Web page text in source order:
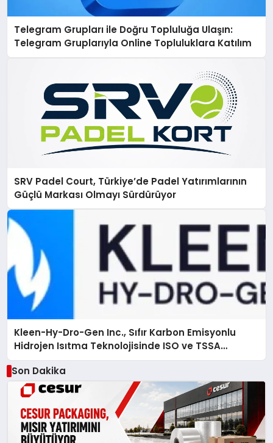
Telegram Grupları ile Doğru Topluluğa Ulaşın:
Telegram Gruplarıyla Online Topluluklara Katılım
SRV Padel Court, Türkiye’de Padel Yatırımlarının
Güçlü Markası Olmayı Sürdürüyor
Kleen-Hy-Dro-Gen Inc., Sıfır Karbon Emisyonlu
Hidrojen Isıtma Teknolojisinde ISO ve TSSA
Düzenleyici Onaylarını Aldı
Son Dakika